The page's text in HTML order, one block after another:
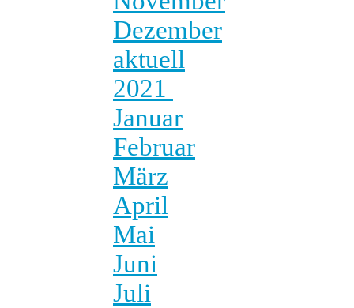
Dezember
aktuell
2021
Januar
Februar
März
April
Mai
Juni
Juli